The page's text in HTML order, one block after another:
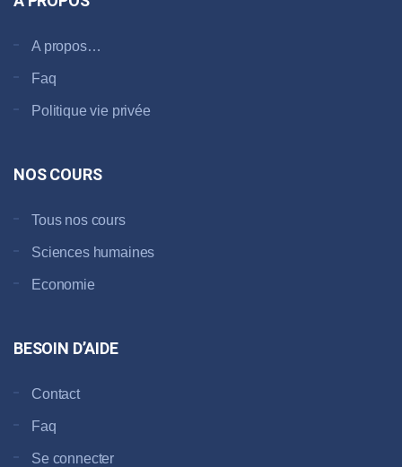
A propos…
Faq
Politique vie privée
NOS COURS
Tous nos cours
Sciences humaines
Economie
BESOIN D’AIDE
Contact
Faq
Se connecter